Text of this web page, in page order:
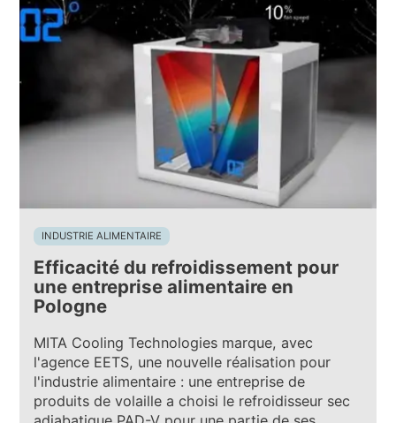
INDUSTRIE ALIMENTAIRE
Efficacité du refroidissement pour
une entreprise alimentaire en
Pologne
MITA Cooling Technologies marque, avec
l'agence EETS, une nouvelle réalisation pour
l'industrie alimentaire : une entreprise de
produits de volaille a choisi le refroidisseur sec